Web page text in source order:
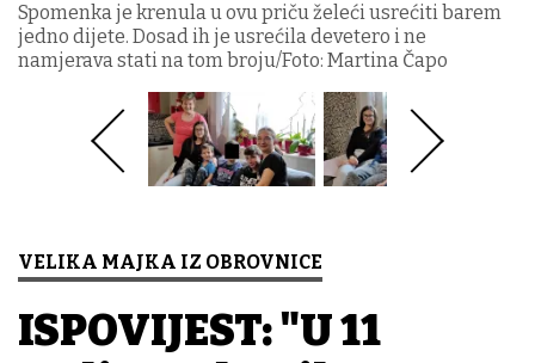
Spomenka je krenula u ovu priču želeći usrećiti barem
jedno dijete. Dosad ih je usrećila devetero i ne
namjerava stati na tom broju/Foto: Martina Čapo
VELIKA MAJKA IZ OBROVNICE
ISPOVIJEST: "U 11